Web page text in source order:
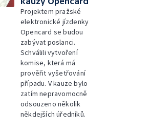
Projektem pražské
elektronické jízdenky
Opencard se budou
zabývat poslanci.
Schválili vytvoření
komise, která má
prověřit vyšetřování
případu. V kauze bylo
zatím nepravomocně
odsouzeno několik
někdejších úředníků.